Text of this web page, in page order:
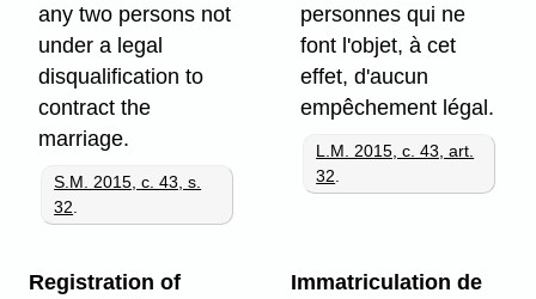
any two persons not
under a legal
disqualification to
contract the
marriage.
S.M. 2015, c. 43, s.
32
personnes qui ne
font l'objet, à cet
effet, d'aucun
empêchement légal.
L.M. 2015, c. 43, art.
32
Registration of
Immatriculation de